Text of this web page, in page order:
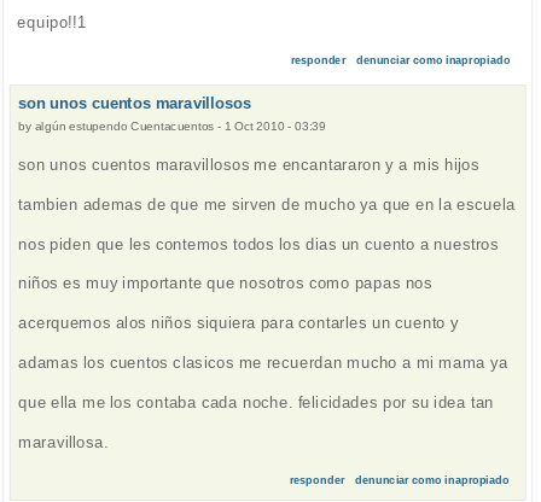
equipo!!1
responder denunciar como inapropiado
son unos cuentos maravillosos
by algún estupendo Cuentacuentos - 1 Oct 2010 - 03:39
son unos cuentos maravillosos me encantararon y a mis hijos
tambien ademas de que me sirven de mucho ya que en la escuela
nos piden que les contemos todos los dias un cuento a nuestros
niños es muy importante que nosotros como papas nos
acerquemos alos niños siquiera para contarles un cuento y
adamas los cuentos clasicos me recuerdan mucho a mi mama ya
que ella me los contaba cada noche. felicidades por su idea tan
maravillosa.
responder denunciar como inapropiado